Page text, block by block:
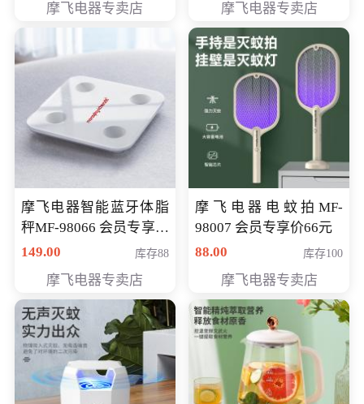
摩飞电器专卖店 摩飞电器专卖店
摩飞电器智能蓝牙体脂
秤MF-98066 会员专享价
98元
149.00 库存88
摩飞电器专卖店
摩飞电器电蚊拍MF-
98007 会员专享价66元
88.00
库存100
摩飞电器专卖店